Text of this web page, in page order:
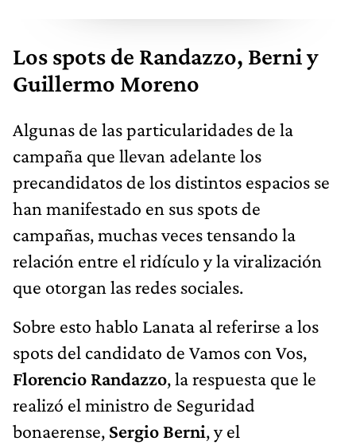
Los spots de Randazzo, Berni y
Guillermo Moreno
Algunas de las particularidades de la
campaña que llevan adelante los
precandidatos de los distintos espacios se
han manifestado en sus spots de
campañas, muchas veces tensando la
relación entre el ridículo y la viralización
que otorgan las redes sociales.
Sobre esto hablo Lanata al referirse a los
spots del candidato de Vamos con Vos,
Florencio Randazzo, la respuesta que le
realizó el ministro de Seguridad
bonaerense, Sergio Berni, y el